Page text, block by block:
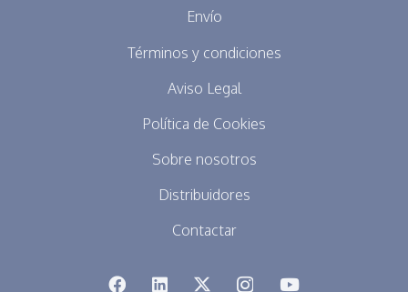
Envío
Términos y condiciones
Aviso Legal
Política de Cookies
Sobre nosotros
Distribuidores
Contactar